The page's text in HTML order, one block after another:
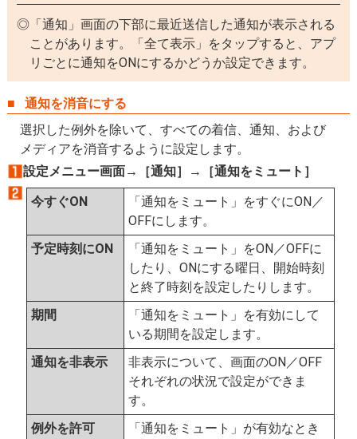
「通知」画面の下部に最近送信した通知が表示される
ことがあります。「全て表示」をタップすると、アプ
リごとに通知をONにするかどうか設定できます。
通知を消音にする
選択した例外を除いて、すべての着信、通知、および
メディアを消音するように設定します。
設定メニュー画面→［通知］→［通知をミュート］
今すぐON
「通知をミュート」をすぐにON／
OFFにします。
予定時刻にON
「通知をミュート」をON／OFFに
したり、ONにする曜日、開始時刻
と終了時刻を設定したりします。
期間
「通知をミュート」を有効にして
いる期間を設定します。
通知を非表示
非表示について、画面のON／OFF
それぞれの状況で設定ができま
す。
例外を許可
「通知をミュート」が有効なとき